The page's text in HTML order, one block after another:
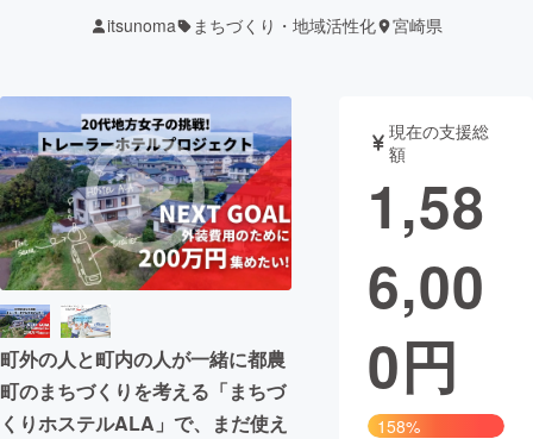
テクノロジー・ガジェット
映像・映画 書籍・雑誌
ビジネス・起業 チャレンジ
まちづくり・地域活性化
CAMPFIRE for Social Good
CAMPFIRE Creation
itsunoma まちづくり・地域活性化 宮崎県
町外の人と町内の人が一緒に都農
町のまちづくりを考える「まちづ
くりホステルALA」で、まだ使え
現在の支援総
額
1,58
6,00
0円
158%